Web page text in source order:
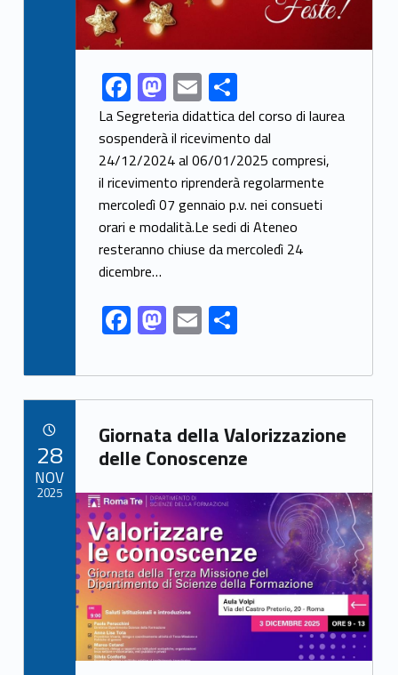
Link identifier share facebook archive #share-link-archive-19237F
ac
e
b
o
o
k
M
as
to
d
o
n
E
m
ai
l
S
h
ar
e
La Segreteria didattica del corso di laurea
sospenderà il ricevimento dal
24/12/2024 al 06/01/2025 compresi,
il ricevimento riprenderà regolarmente
mercoledì 07 gennaio p.v. nei consueti
orari e modalità.Le sedi di Ateneo
resteranno chiuse da mercoledì 24
dicembre…
F
ac
e
b
o
o
k
M
as
to
d
o
n
E
m
ai
l
S
ar
e
Link identifier archive #link-archive-11063
Giornata della Valorizzazione
delle Conoscenze
Link identifier archive #link-archive-thumb-soap-43416
28
NOV
2025